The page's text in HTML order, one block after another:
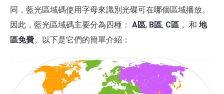
同，藍光區域碼使用字母來識別光碟可在哪個區域播放。
因此，藍光區域碼主要分為四種： A區, B區, C區 ， 和 地
區免費。以下是它們的簡單介紹：